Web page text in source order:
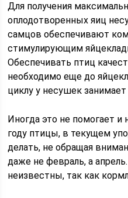
Для получения
оплодотворенных яиц
самцов обеспечивают
стимулирующим
Обеспечивать птиц
необходимо еще до
циклу у несушек
Иногда это не помогает
году птицы, в текущем
делать, не обращая
даже не февраль, а
неизвестны, так как